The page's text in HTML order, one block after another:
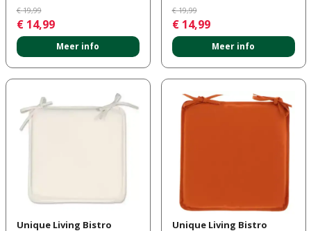
€ 19,99
€ 14,99
Meer info
€ 19,99
€ 14,99
Meer info
Unique Living Bistro
Unique Living Bistro